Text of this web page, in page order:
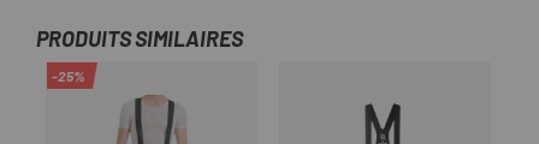
PRODUITS SIMILAIRES
-25%